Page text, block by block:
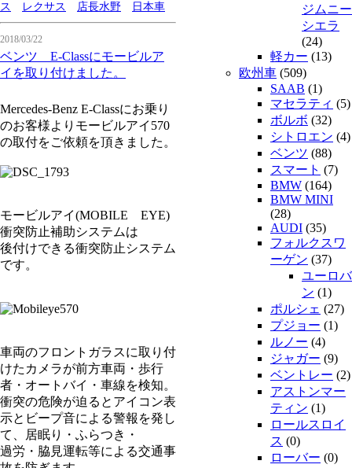
ス
レクサス 店長水野 日本車
2018/03/22
ベンツ E-Classにモービルア
イを取り付けました。
Mercedes-Benz E-Classにお乗り
のお客様よりモービルアイ570
の取付をご依頼を頂きました。
モービルアイ(MOBILE EYE)
衝突防止補助システムは
後付けできる衝突防止システム
です。
車両のフロントガラスに取り付
けたカメラが前方車両・歩行
者・オートバイ・車線を検知。
衝突の危険が迫るとアイコン表
示とビープ音による警報を発し
て、居眠り・ふらつき・
過労・脇見運転等による交通事
ジムニー
シエラ
(24)
軽カー (13)
欧州車 (509)
SAAB (1)
マセラティ (5)
ボルボ (32)
シトロエン (4)
ベンツ (88)
スマート (7)
BMW (164)
BMW MINI
(28)
AUDI (35)
フォルクスワ
ーゲン (37)
ユーロバ
ン (1)
ポルシェ (27)
プジョー (1)
ルノー (4)
ジャガー (9)
ベントレー (2)
アストンマー
ティン (1)
ロールスロイ
ス (0)
ローバー (0)